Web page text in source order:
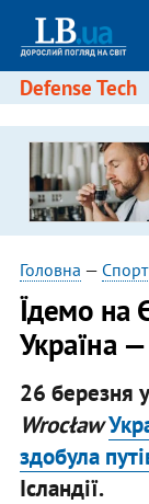
Defense Tech
Головна — Спорт
Їдемо на
Україна —
26 березня
Wrocław
здобула
Ісландії.